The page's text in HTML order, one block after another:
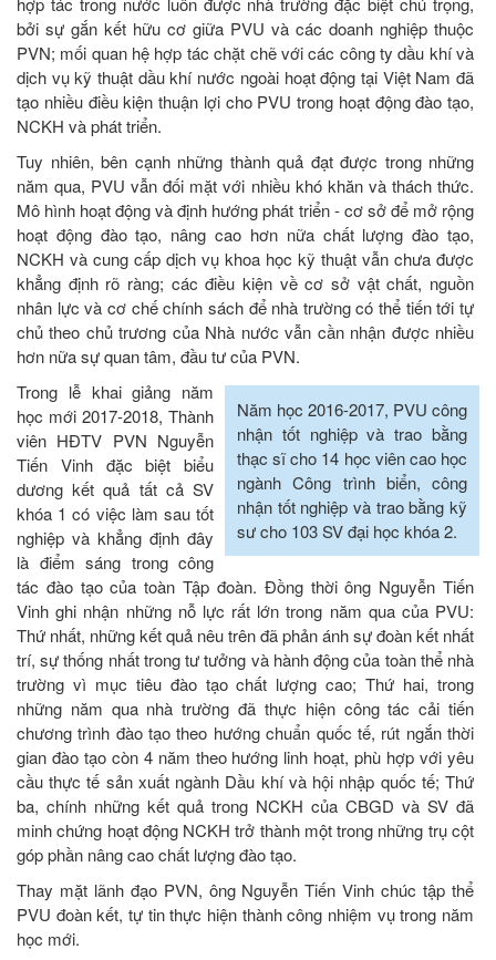
bởi sự gắn kết hữu cơ giữa PVU và các doanh nghiệp thuộc
PVN; mối quan hệ hợp tác chặt chẽ với các công ty dầu khí và
dịch vụ kỹ thuật dầu khí nước ngoài hoạt động tại Việt Nam đã
tạo nhiều điều kiện thuận lợi cho PVU trong hoạt động đào tạo,
NCKH và phát triển.
Tuy nhiên, bên cạnh những thành quả đạt được trong những
năm qua, PVU vẫn đối mặt với nhiều khó khăn và thách thức.
Mô hình hoạt động và định hướng phát triển - cơ sở để mở rộng
hoạt động đào tạo, nâng cao hơn nữa chất lượng đào tạo,
NCKH và cung cấp dịch vụ khoa học kỹ thuật vẫn chưa được
khẳng định rõ ràng; các điều kiện về cơ sở vật chất, nguồn
nhân lực và cơ chế chính sách để nhà trường có thể tiến tới tự
chủ theo chủ trương của Nhà nước vẫn cần nhận được nhiều
hơn nữa sự quan tâm, đầu tư của PVN.
Năm học 2016-2017, PVU công
nhận tốt nghiệp và trao bằng
thạc sĩ cho 14 học viên cao học
ngành Công trình biển, công
nhận tốt nghiệp và trao bằng kỹ
sư cho 103 SV đại học khóa 2.
Trong lễ khai giảng năm
học mới 2017-2018, Thành
viên HĐTV PVN Nguyễn
Tiến Vinh đặc biệt biểu
dương kết quả tất cả SV
khóa 1 có việc làm sau tốt
nghiệp và khẳng định đây
là điểm sáng trong công
tác đào tạo của toàn Tập đoàn. Đồng thời ông Nguyễn Tiến
Vinh ghi nhận những nỗ lực rất lớn trong năm qua của PVU:
Thứ nhất, những kết quả nêu trên đã phản ánh sự đoàn kết nhất
trí, sự thống nhất trong tư tưởng và hành động của toàn thể nhà
trường vì mục tiêu đào tạo chất lượng cao; Thứ hai, trong
những năm qua nhà trường đã thực hiện công tác cải tiến
chương trình đào tạo theo hướng chuẩn quốc tế, rút ngắn thời
gian đào tạo còn 4 năm theo hướng linh hoạt, phù hợp với yêu
cầu thực tế sản xuất ngành Dầu khí và hội nhập quốc tế; Thứ
ba, chính những kết quả trong NCKH của CBGD và SV đã
minh chứng hoạt động NCKH trở thành một trong những trụ cột
góp phần nâng cao chất lượng đào tạo.
Thay mặt lãnh đạo PVN, ông Nguyễn Tiến Vinh chúc tập thể
PVU đoàn kết, tự tin thực hiện thành công nhiệm vụ trong năm
học mới.